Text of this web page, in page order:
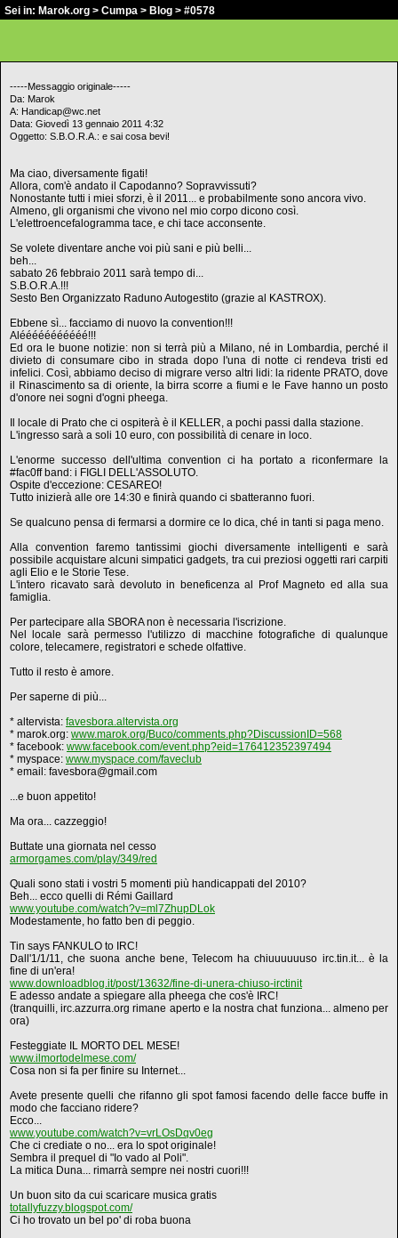
Sei in: Marok.org > Cumpa > Blog > #0578
-----Messaggio originale-----
Da: Marok
A: Handicap@wc.net
Data: Giovedì 13 gennaio 2011 4:32
Oggetto: S.B.O.R.A.: e sai cosa bevi!
Ma ciao, diversamente figati!
Allora, com'è andato il Capodanno? Sopravvissuti?
Nonostante tutti i miei sforzi, è il 2011... e probabilmente sono ancora vivo.
Almeno, gli organismi che vivono nel mio corpo dicono così.
L'elettroencefalogramma tace, e chi tace acconsente.
Se volete diventare anche voi più sani e più belli...
beh...
sabato 26 febbraio 2011 sarà tempo di...
S.B.O.R.A.!!!
Sesto Ben Organizzato Raduno Autogestito (grazie al KASTROX).
Ebbene sì... facciamo di nuovo la convention!!!
Alééééééééééé!!!
Ed ora le buone notizie: non si terrà più a Milano, né in Lombardia, perché il
divieto di consumare cibo in strada dopo l'una di notte ci rendeva tristi ed
infelici. Così, abbiamo deciso di migrare verso altri lidi: la ridente PRATO, dove
il Rinascimento sa di oriente, la birra scorre a fiumi e le Fave hanno un posto
d'onore nei sogni d'ogni pheega.
Il locale di Prato che ci ospiterà è il KELLER, a pochi passi dalla stazione.
L'ingresso sarà a soli 10 euro, con possibilità di cenare in loco.
L'enorme successo dell'ultima convention ci ha portato a riconfermare la
#fac0ff band: i FIGLI DELL'ASSOLUTO.
Ospite d'eccezione: CESAREO!
Tutto inizierà alle ore 14:30 e finirà quando ci sbatteranno fuori.
Se qualcuno pensa di fermarsi a dormire ce lo dica, ché in tanti si paga meno.
Alla convention faremo tantissimi giochi diversamente intelligenti e sarà
possibile acquistare alcuni simpatici gadgets, tra cui preziosi oggetti rari carpiti
agli Elio e le Storie Tese.
L'intero ricavato sarà devoluto in beneficenza al Prof Magneto ed alla sua
famiglia.
Per partecipare alla SBORA non è necessaria l'iscrizione.
Nel locale sarà permesso l'utilizzo di macchine fotografiche di qualunque
colore, telecamere, registratori e schede olfattive.
Tutto il resto è amore.
Per saperne di più...
* altervista: favesbora.altervista.org
* marok.org: www.marok.org/Buco/comments.php?DiscussionID=568
* facebook: www.facebook.com/event.php?eid=176412352397494
* myspace: www.myspace.com/faveclub
* email: favesbora@gmail.com
...e buon appetito!
Ma ora... cazzeggio!
Buttate una giornata nel cesso
armorgames.com/play/349/red
Quali sono stati i vostri 5 momenti più handicappati del 2010?
Beh... ecco quelli di Rémi Gaillard
www.youtube.com/watch?v=ml7ZhupDLok
Modestamente, ho fatto ben di peggio.
Tin says FANKULO to IRC!
Dall'1/1/11, che suona anche bene, Telecom ha chiuuuuuuso irc.tin.it... è la
fine di un'era!
www.downloadblog.it/post/13632/fine-di-unera-chiuso-irctinit
E adesso andate a spiegare alla pheega che cos'è IRC!
(tranquilli, irc.azzurra.org rimane aperto e la nostra chat funziona... almeno per
ora)
Festeggiate IL MORTO DEL MESE!
www.ilmortodelmese.com/
Cosa non si fa per finire su Internet...
Avete presente quelli che rifanno gli spot famosi facendo delle facce buffe in
modo che facciano ridere?
Ecco...
www.youtube.com/watch?v=vrLOsDqv0eg
Che ci crediate o no... era lo spot originale!
Sembra il prequel di "Io vado al Poli".
La mitica Duna... rimarrà sempre nei nostri cuori!!!
Un buon sito da cui scaricare musica gratis
totallyfuzzy.blogspot.com/
Ci ho trovato un bel po' di roba buona